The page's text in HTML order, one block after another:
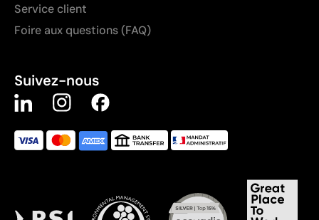
Service client
Foire aux questions (FAQ)
Suivez-nous